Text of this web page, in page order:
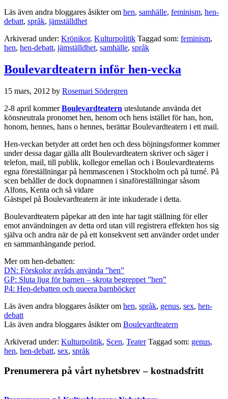
Läs även andra bloggares åsikter om hen, samhälle, feminism, hen-
debatt, språk, jämställdhet
Arkiverad under: Krönikor, Kulturpolitik Taggad som: feminism,
hen, hen-debatt, jämställdhet, samhälle, språk
Boulevardteatern inför hen-vecka
15 mars, 2012 by Rosemari Södergren
2-8 april kommerBoulevardteatern uteslutande använda det
könsneutrala pronomet hen, henom och hens istället för han, hon,
honom, hennes, hans o hennes, berättar Boulevardteatern i ett mail.
Hen-veckan betyder att ordet hen och dess böjningsformer kommer
under dessa dagar gälla allt Boulevardteatern skriver och säger i
telefon, mail, till publik, kollegor emellan och i Boulevardteaterns
egna föreställningar på hemmascenen i Stockholm och på turné. På
scen behåller de dock dopnamnen i sinaföreställningar såsom
Alfons, Kenta och så vidare
Gästspel på Boulevardteatern är inte inkuderade i detta.
Boulevardteatern påpekar att den inte har tagit ställning för eller
emot användningen av detta ord utan vill registrera effekten hos sig
själva och andra när de på ett konsekvent sett använder ordet under
en sammanhängande period.
Mer om hen-debatten:
DN: Förskolor avråds använda ”hen”
GP: Sluta ljug för barnen – skrota begreppet ”hen”
P4: Hen-debatten och queera barnböcker
Läs även andra bloggares åsikter om hen, språk, genus, sex, hen-
debatt
Läs även andra bloggares åsikter om Boulevardteatern
Arkiverad under: Kulturpolitik, Scen, Teater Taggad som: genus,
hen, hen-debatt, sex, språk
Primärt
Prenumerera på vårt nyhetsbrev – kostnadsfritt